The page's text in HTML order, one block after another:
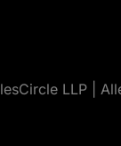
LLP |